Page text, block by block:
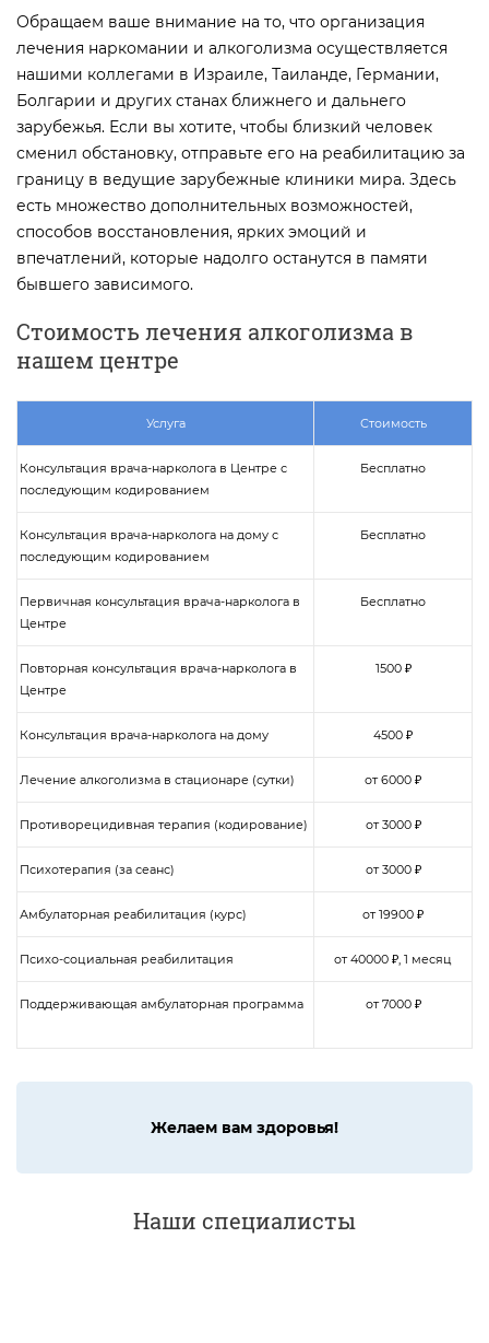
Обращаем ваше внимание на то, что организация
лечения наркомании и алкоголизма осуществляется
нашими коллегами в Израиле, Таиланде, Германии,
Болгарии и других станах ближнего и дальнего
зарубежья. Если вы хотите, чтобы близкий человек
сменил обстановку, отправьте его на реабилитацию за
границу в ведущие зарубежные клиники мира. Здесь
есть множество дополнительных возможностей,
способов восстановления, ярких эмоций и
впечатлений, которые надолго останутся в памяти
бывшего зависимого.
Стоимость лечения алкоголизма в
нашем центре
Услуга Стоимость
Консультация врача-нарколога в Центре с
последующим кодированием
Бесплатно
Консультация врача-нарколога на дому с
последующим кодированием
Бесплатно
Первичная консультация врача-нарколога в
Центре
Бесплатно
Повторная консультация врача-нарколога в
Центре
1500 ₽
Консультация врача-нарколога на дому 4500 ₽
Лечение алкоголизма в стационаре (сутки) от 6000 ₽
Противорецидивная терапия (кодирование) от 3000 ₽
Психотерапия (за сеанс) от 3000 ₽
Амбулаторная реабилитация (курс) от 19900 ₽
Психо-социальная реабилитация от 40000 ₽, 1 месяц
Поддерживающая амбулаторная программа от 7000 ₽
Желаем вам здоровья!
Наши специалисты